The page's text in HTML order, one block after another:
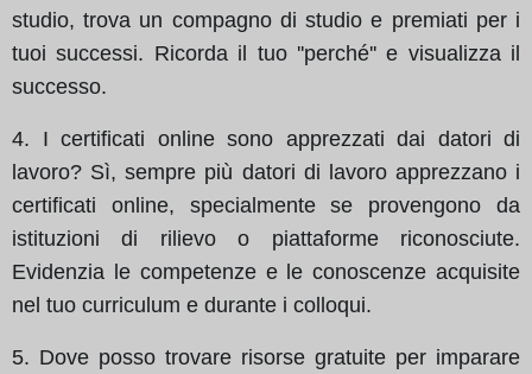
studio, trova un compagno di studio e premiati per i
tuoi successi. Ricorda il tuo ''perché'' e visualizza il
successo.
4. I certificati online sono apprezzati dai datori di
lavoro? Sì, sempre più datori di lavoro apprezzano i
certificati online, specialmente se provengono da
istituzioni di rilievo o piattaforme riconosciute.
Evidenzia le competenze e le conoscenze acquisite
nel tuo curriculum e durante i colloqui.
5. Dove posso trovare risorse gratuite per imparare